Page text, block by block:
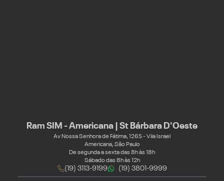
Ram SIM - Americana | St Bárbara D'Oeste
Av Nossa Senhora de Fátima, 1265 - Vila Israel
Americana, São Paulo
De segunda a sexta das 8h às 18h
Sábado das 8h às 12h
(19) 3113-9199 (19) 3801-9999